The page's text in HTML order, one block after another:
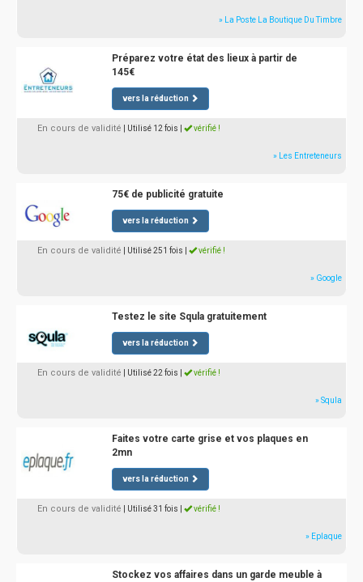
» La Poste La Boutique Du Timbre
Préparez votre état des lieux à partir de
145€
vers la réduction
En cours de validité | Utilisé 12 fois vérifié !
» Les Entreteneurs
75€ de publicité gratuite
vers la réduction
En cours de validité | Utilisé 251 fois vérifié !
» Google
Testez le site Squla gratuitement
vers la réduction
En cours de validité | Utilisé 22 fois vérifié !
» Squla
Faites votre carte grise et vos plaques en
2mn
vers la réduction
En cours de validité | Utilisé 31 fois vérifié !
» Eplaque
Stockez vos affaires dans un garde meuble à